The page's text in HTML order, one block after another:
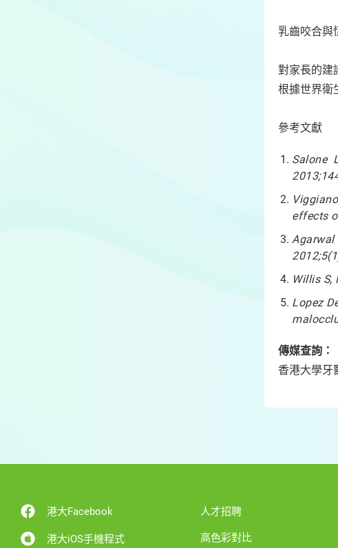
乳齒咬合與
對家長的建
根據世界衛
參考文獻
Salone
effects
Willis S,
Lopez
傳媒查詢：
香港大學牙
港大Facebook
港大iOS手機程式
人才招聘
高色彩對比